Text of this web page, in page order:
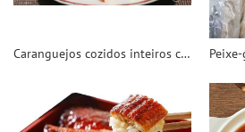
Caranguejos cozidos inteiros congelados